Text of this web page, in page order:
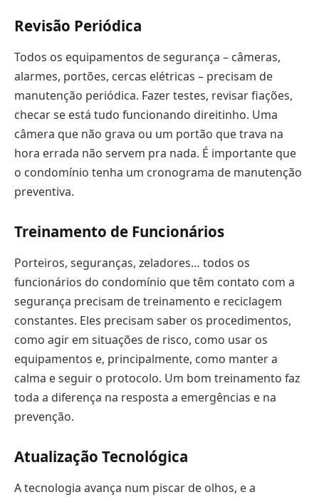
Revisão Periódica
Todos os equipamentos de segurança – câmeras,
alarmes, portões, cercas elétricas – precisam de
manutenção periódica. Fazer testes, revisar fiações,
checar se está tudo funcionando direitinho. Uma
câmera que não grava ou um portão que trava na
hora errada não servem pra nada. É importante que
o condomínio tenha um cronograma de manutenção
preventiva.
Treinamento de Funcionários
Porteiros, seguranças, zeladores… todos os
funcionários do condomínio que têm contato com a
segurança precisam de treinamento e reciclagem
constantes. Eles precisam saber os procedimentos,
como agir em situações de risco, como usar os
equipamentos e, principalmente, como manter a
calma e seguir o protocolo. Um bom treinamento faz
toda a diferença na resposta a emergências e na
prevenção.
Atualização Tecnológica
A tecnologia avança num piscar de olhos, e a